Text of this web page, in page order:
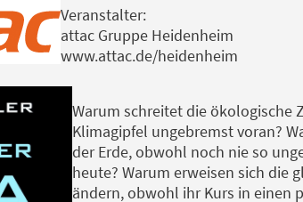
Veranstalter:
attac Gruppe Heidenheim
www.attac.de/heidenheim
Warum schreitet die ökologische
Klimagipfel ungebremst voran?
der Erde, obwohl noch nie so
heute? Warum erweisen sich die
ändern, obwohl ihr Kurs in einen